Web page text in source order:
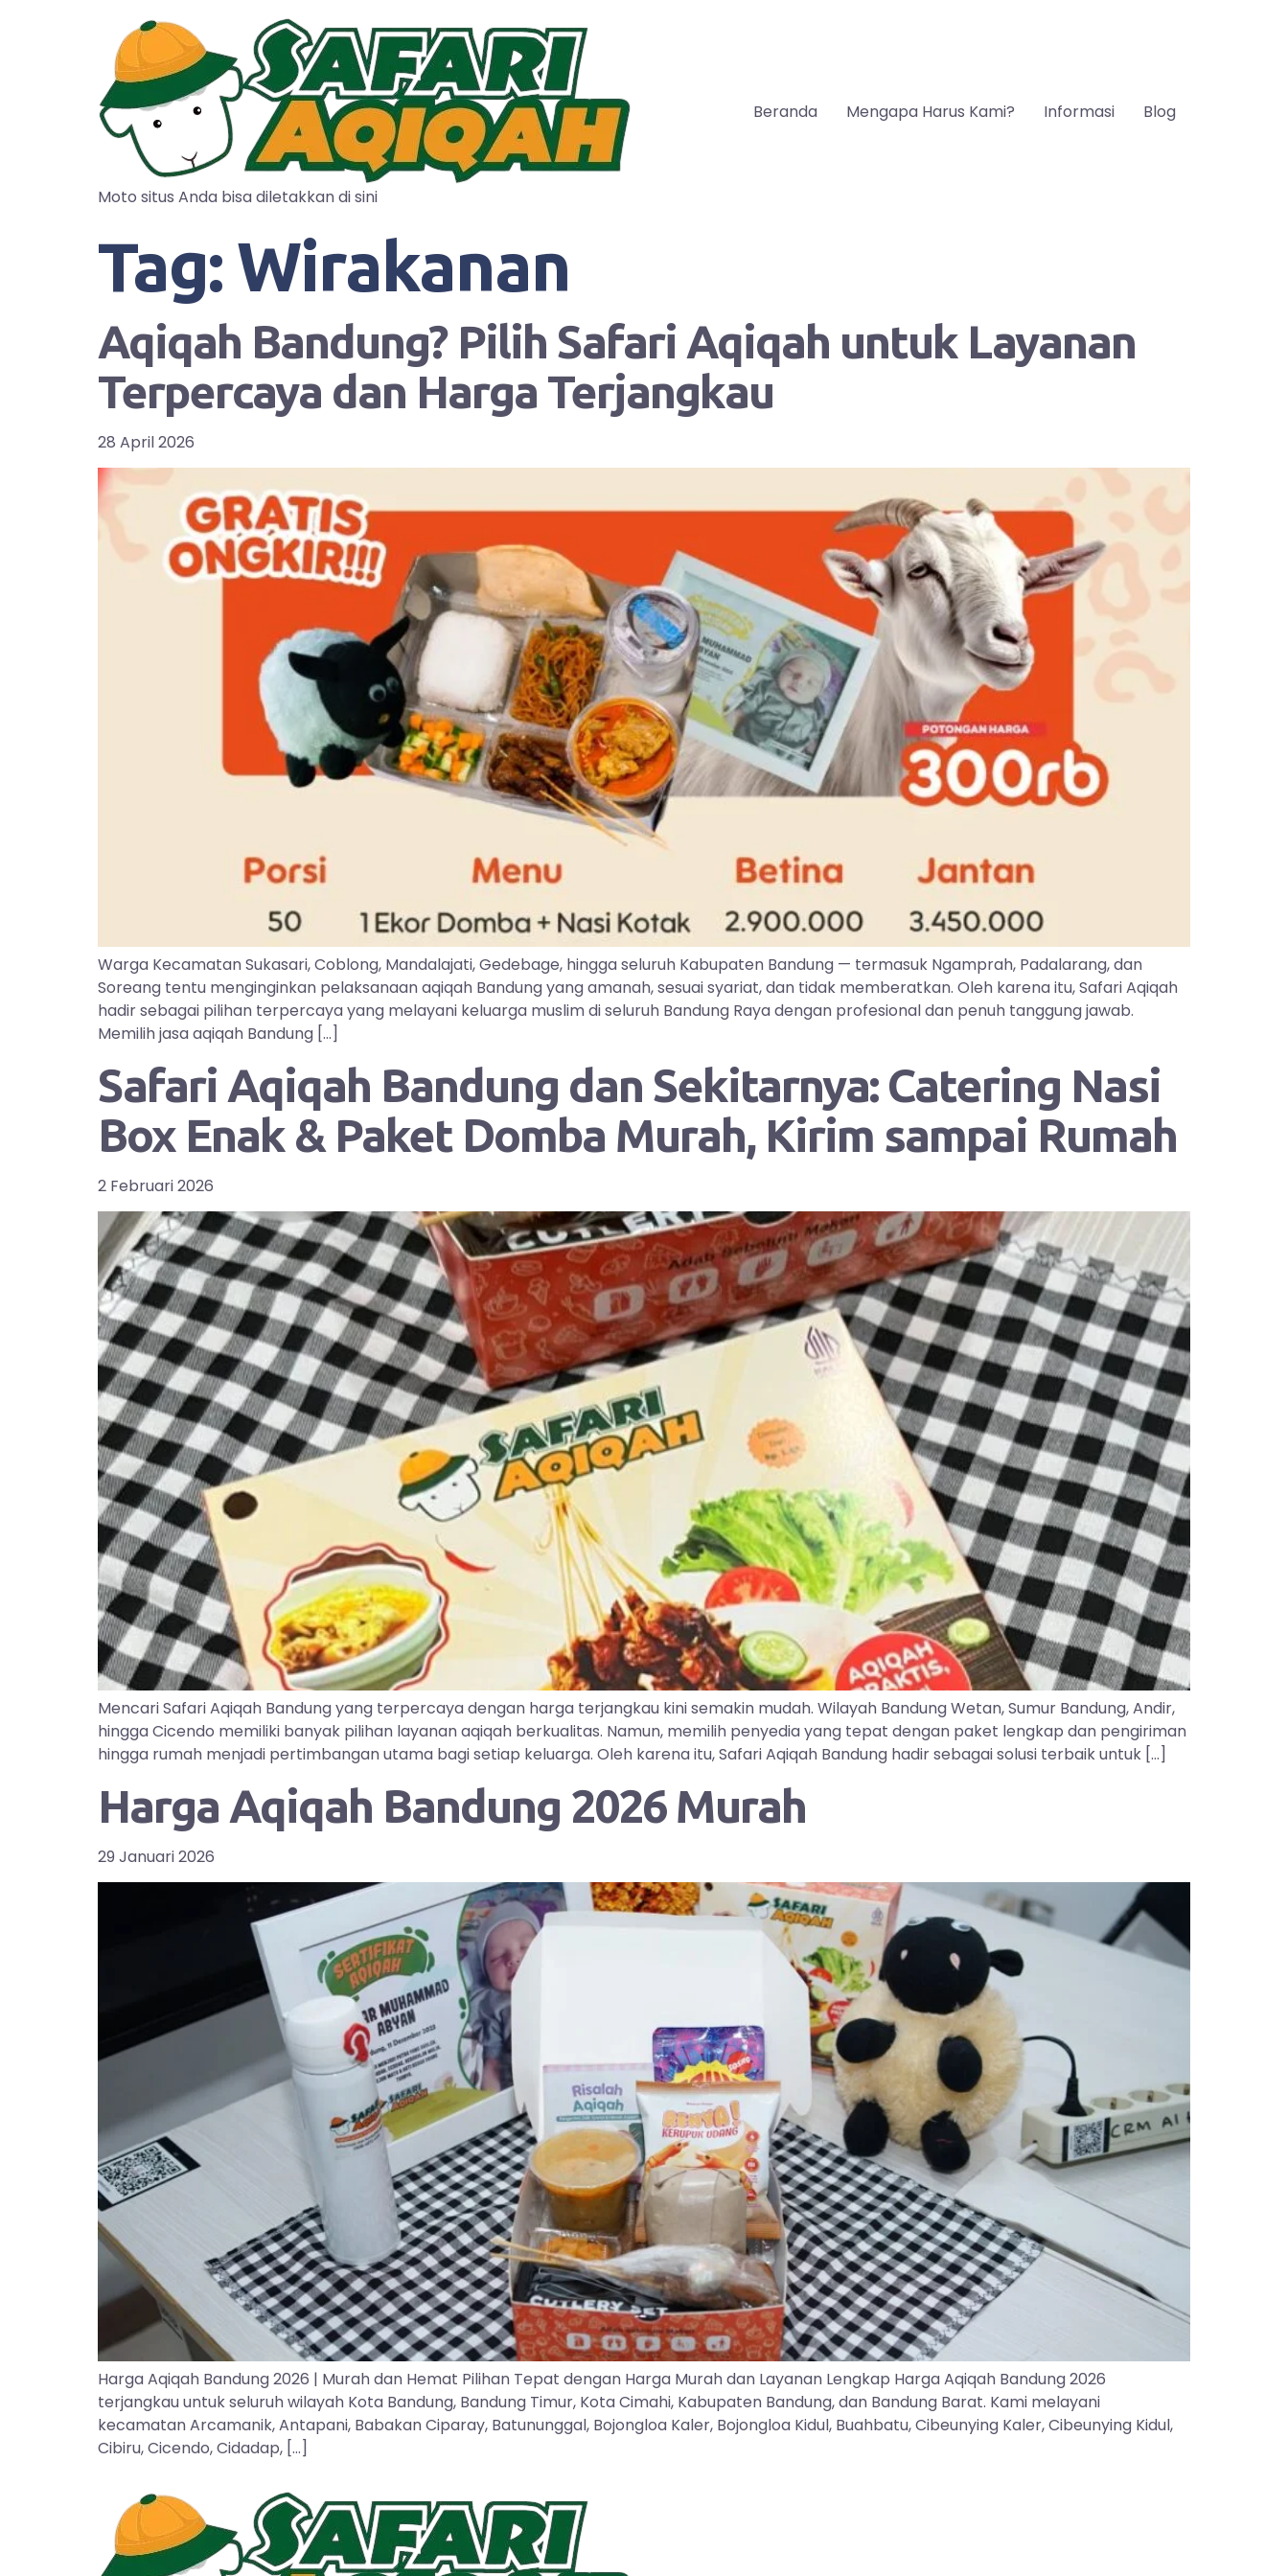
Moto situs Anda bisa diletakkan di sini
Beranda Mengapa Harus Kami? Informasi Blog
Tag:Wirakanan
Aqiqah Bandung? Pilih Safari Aqiqah untuk Layanan
Terpercaya dan Harga Terjangkau
28 April 2026
Warga Kecamatan Sukasari, Coblong, Mandalajati, Gedebage, hingga seluruh Kabupaten Bandung — termasuk Ngamprah, Padalarang, dan
Soreang tentu menginginkan pelaksanaan aqiqah Bandung yang amanah, sesuai syariat, dan tidak memberatkan. Oleh karena itu, Safari Aqiqah
hadir sebagai pilihan terpercaya yang melayani keluarga muslim di seluruh Bandung Raya dengan profesional dan penuh tanggung jawab.
Memilih jasa aqiqah Bandung […]
Safari Aqiqah Bandung dan Sekitarnya: Catering Nasi
Box Enak & Paket Domba Murah, Kirim sampai Rumah
2 Februari 2026
Mencari Safari Aqiqah Bandung yang terpercaya dengan harga terjangkau kini semakin mudah. Wilayah Bandung Wetan, Sumur Bandung, Andir,
hingga Cicendo memiliki banyak pilihan layanan aqiqah berkualitas. Namun, memilih penyedia yang tepat dengan paket lengkap dan pengiriman
hingga rumah menjadi pertimbangan utama bagi setiap keluarga. Oleh karena itu, Safari Aqiqah Bandung hadir sebagai solusi terbaik untuk […]
Harga Aqiqah Bandung 2026 Murah
29 Januari 2026
Harga Aqiqah Bandung 2026 | Murah dan Hemat Pilihan Tepat dengan Harga Murah dan Layanan Lengkap Harga Aqiqah Bandung 2026
terjangkau untuk seluruh wilayah Kota Bandung, Bandung Timur, Kota Cimahi, Kabupaten Bandung, dan Bandung Barat. Kami melayani
kecamatan Arcamanik, Antapani, Babakan Ciparay, Batununggal, Bojongloa Kaler, Bojongloa Kidul, Buahbatu, Cibeunying Kaler, Cibeunying Kidul,
Cibiru, Cicendo, Cidadap, […]